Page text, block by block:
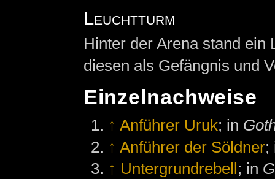
Leuchtturm
Hinter der Arena stand ein
diesen als Gefängnis und
Einzelnachweise
↑ Anführer Uruk; in
↑ Anführer der Söldner;
↑ Untergrundrebell; in